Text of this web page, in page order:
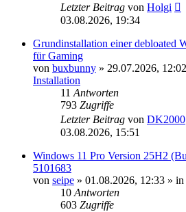
Letzter Beitrag von Holgi
03.08.2026, 19:34
Grundinstallation einer debloated
für Gaming
von buxbunny » 29.07.2026, 12:02
Installation
11Antworten
793 Zugriffe
Letzter Beitrag von DK2000
03.08.2026, 15:51
Windows 11 Pro Version 25H2
5101683
von seipe » 01.08.2026, 12:33 » in
10Antworten
603 Zugriffe